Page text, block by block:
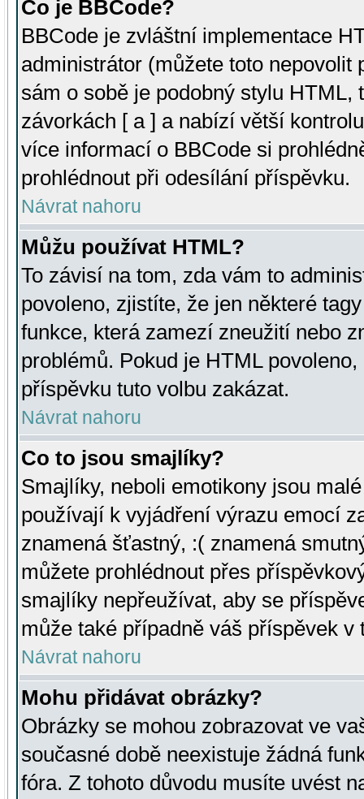
Co je BBCode?
BBCode je zvláštní implementace
administrátor (můžete toto
sám o sobě je podobný stylu HTML,
závorkách [ a ] a nabízí větší
více informací o BBCode si
prohlédnout při odesílání příspěvku.
Návrat nahoru
Můžu používat HTML?
To závisí na tom, zda vám to
povoleno, zjistíte, že jen některé
funkce, která zamezí zneužití nebo
problémů. Pokud je HTML
příspěvku tuto volbu zakázat.
Návrat nahoru
Co to jsou smajlíky?
Smajlíky, neboli emotikony jsou
používají k vyjádření výrazu emocí
znamená šťastný, :( znamená
můžete prohlédnout přes
smajlíky nepřeužívat, aby se
může také případně váš příspěvek v
Návrat nahoru
Mohu přidávat obrázky?
Obrázky se mohou zobrazovat ve
současné době neexistuje žádná
fóra. Z tohoto důvodu musíte uvést